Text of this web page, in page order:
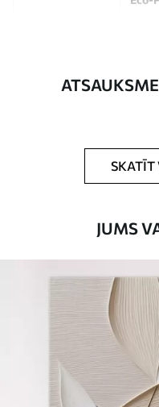
Jūs
No15.00€
Eco-Premium
.00
SKATĪT
JUMS